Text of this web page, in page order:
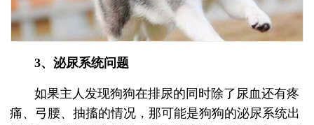
3、泌尿系统问题
如果主人发现狗狗在排尿的同时除了尿血还有疼
痛、弓腰、抽搐的情况，那可能是狗狗的泌尿系统出